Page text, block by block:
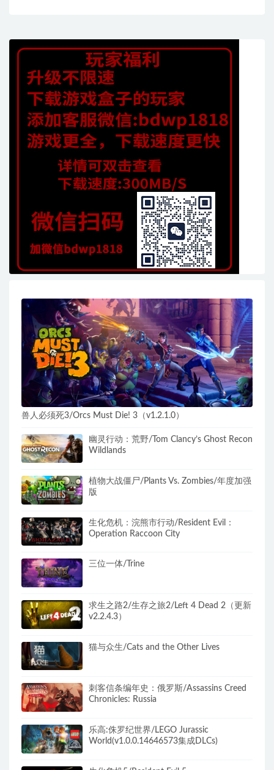
兽人必须死3/Orcs Must Die! 3（v1.2.1.0）
幽灵行动：荒野/Tom Clancy’s Ghost Recon
Wildlands
植物大战僵尸/Plants Vs. Zombies/年度加强
版
生化危机：浣熊市行动/Resident Evil：
Operation Raccoon City
三位一体/Trine
求生之路2/生存之旅2/Left 4 Dead 2（更新
v2.2.4.3）
猫与众生/Cats and the Other Lives
刺客信条编年史：俄罗斯/Assassins Creed
Chronicles: Russia
乐高:侏罗纪世界/LEGO Jurassic
World(v1.0.0.14646573集成DLCs)